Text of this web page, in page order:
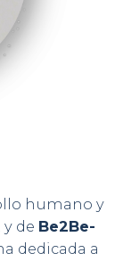
humano y
de Be2Be-
dedicada a